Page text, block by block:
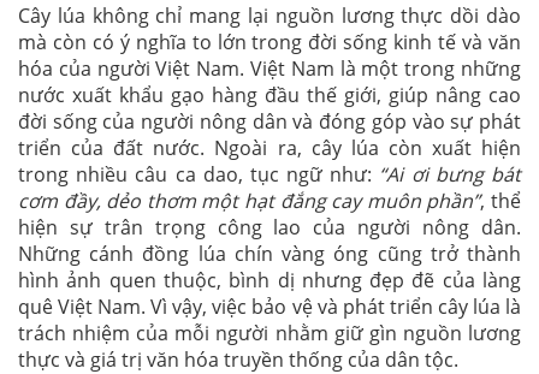
Cây lúa không chỉ mang lại nguồn lương thực dồi dào
mà còn có ý nghĩa to lớn trong đời sống kinh tế và văn
hóa của người Việt Nam. Việt Nam là một trong những
nước xuất khẩu gạo hàng đầu thế giới, giúp nâng cao
đời sống của người nông dân và đóng góp vào sự phát
triển của đất nước. Ngoài ra, cây lúa còn xuất hiện
trong nhiều câu ca dao, tục ngữ như: “Ai ơi bưng bát
cơm đầy, dẻo thơm một hạt đắng cay muôn phần”, thể
hiện sự trân trọng công lao của người nông dân.
Những cánh đồng lúa chín vàng óng cũng trở thành
hình ảnh quen thuộc, bình dị nhưng đẹp đẽ của làng
quê Việt Nam. Vì vậy, việc bảo vệ và phát triển cây lúa là
trách nhiệm của mỗi người nhằm giữ gìn nguồn lương
thực và giá trị văn hóa truyền thống của dân tộc.